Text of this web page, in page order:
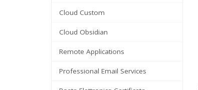
Cloud Custom
Cloud Obsidian
Remote Applications
Professional Email Services